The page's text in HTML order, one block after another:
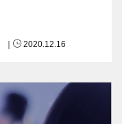
2020.12.16